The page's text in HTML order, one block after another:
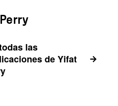
las
de Yifat